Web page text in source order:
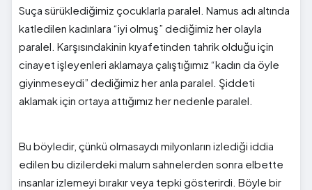
Suça sürüklediğimiz çocuklarla paralel. Namus adı altında
katledilen kadınlara “iyi olmuş” dediğimiz her olayla
paralel. Karşısındakinin kıyafetinden tahrik olduğu için
cinayet işleyenleri aklamaya çalıştığımız “kadın da öyle
giyinmeseydi” dediğimiz her anla paralel. Şiddeti
aklamak için ortaya attığımız her nedenle paralel.
Bu böyledir, çünkü olmasaydı milyonların izlediği iddia
edilen bu dizilerdeki malum sahnelerden sonra elbette
insanlar izlemeyi bırakır veya tepki gösterirdi. Böyle bir